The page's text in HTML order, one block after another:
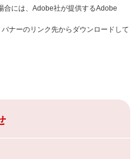
合には、Adobe社が提供するAdobe
ナーのリンク先からダウンロードして